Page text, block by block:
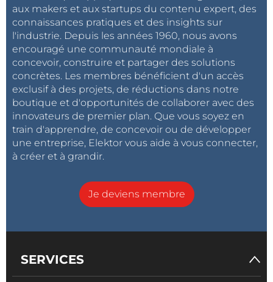
aux makers et aux startups du contenu expert, des
connaissances pratiques et des insights sur
l'industrie. Depuis les années 1960, nous avons
encouragé une communauté mondiale à
concevoir, construire et partager des solutions
concrètes. Les membres bénéficient d'un accès
exclusif à des projets, de réductions dans notre
boutique et d'opportunités de collaborer avec des
innovateurs de premier plan. Que vous soyez en
train d'apprendre, de concevoir ou de développer
une entreprise, Elektor vous aide à vous connecter,
à créer et à grandir.
Je deviens membre
SERVICES